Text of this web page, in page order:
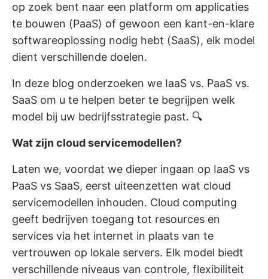
op zoek bent naar een platform om applicaties
te bouwen (PaaS) of gewoon een kant-en-klare
softwareoplossing nodig hebt (SaaS), elk model
dient verschillende doelen.
In deze blog onderzoeken we IaaS vs. PaaS vs.
SaaS om u te helpen beter te begrijpen welk
model bij uw bedrijfsstrategie past. 🔍
Wat zijn cloud servicemodellen?
Laten we, voordat we dieper ingaan op IaaS vs
PaaS vs SaaS, eerst uiteenzetten wat cloud
servicemodellen inhouden. Cloud computing
geeft bedrijven toegang tot resources en
services via het internet in plaats van te
vertrouwen op lokale servers. Elk model biedt
verschillende niveaus van controle, flexibiliteit